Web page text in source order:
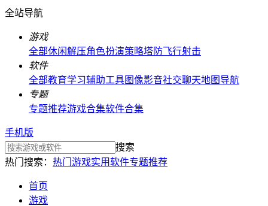
全站导航
游戏
全部休闲解压角色扮演策略塔防飞行射击
软件
全部教育学习辅助工具图像影音社交聊天地图导航
专题
专题推荐游戏合集软件合集
手机版
搜索
热门搜索： 热门游戏实用软件专题推荐
首页
游戏